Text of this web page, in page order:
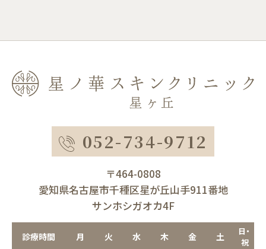
052-734-9712
〒464-0808
愛知県名古屋市千種区星が丘山手911番地
サンホシガオカ4F
診療時間 月 火 水 木 金 土
日・
祝